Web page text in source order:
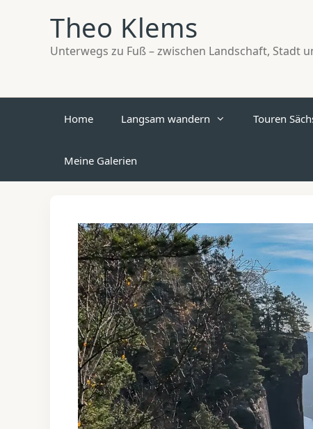
Theo Klems
Unterwegs zu Fuß – zwischen Landschaft, Stadt
Home Langsam wandern Touren
Meine Galerien